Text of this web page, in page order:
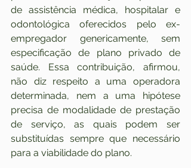
de assistência médica, hospitalar e
odontológica oferecidos pelo ex-
empregador genericamente, sem
especificação de plano privado de
saúde. Essa contribuição, afirmou,
não diz respeito a uma operadora
determinada, nem a uma hipótese
precisa de modalidade de prestação
de serviço, as quais podem ser
substituídas sempre que necessário
para a viabilidade do plano.